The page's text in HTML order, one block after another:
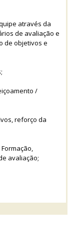
através da
de avaliação e
de objetivos e
/
reforço da
avaliação;